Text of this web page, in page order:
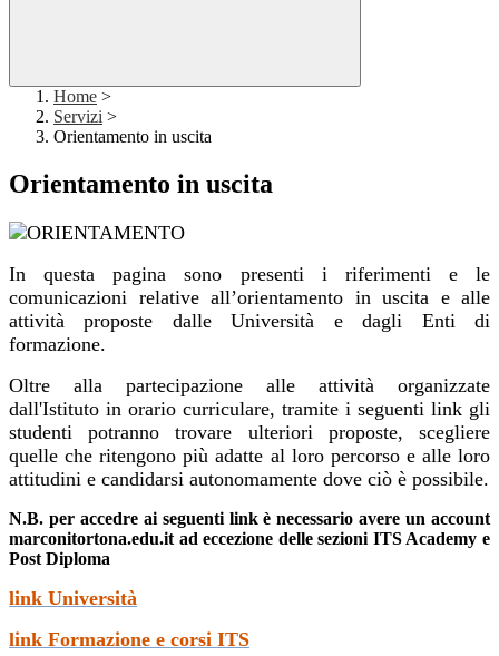
Home >
Servizi >
Orientamento in uscita
Orientamento in uscita
In questa pagina sono presenti i riferimenti e le
comunicazioni relative all’orientamento in uscita e alle
attività proposte dalle Università e dagli Enti di
formazione.
Oltre alla partecipazione alle attività organizzate
dall'Istituto in orario curriculare, tramite i seguenti link gli
studenti potranno trovare ulteriori proposte, scegliere
quelle che ritengono più adatte al loro percorso e alle loro
attitudini e candidarsi autonomamente dove ciò è possibile.
N.B. per accedre ai seguenti link è necessario avere un account
marconitortona.edu.it ad eccezione delle sezioni ITS Academy e
Post Diploma
link Università
link Formazione e corsi ITS